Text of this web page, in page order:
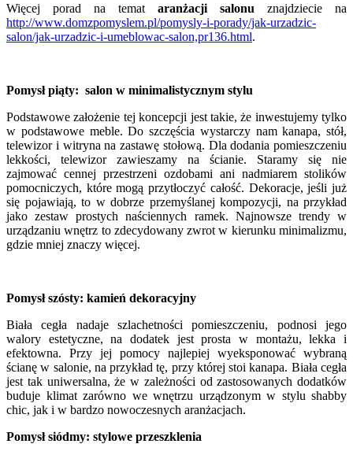
Więcej porad na temat aranżacji salonu znajdziecie na
http://www.domzpomyslem.pl/pomysly-i-porady/jak-urzadzic-
salon/jak-urzadzic-i-umeblowac-salon,pr136.html.
Pomysł piąty: salon w minimalistycznym stylu
Podstawowe założenie tej koncepcji jest takie, że inwestujemy tylko
w podstawowe meble. Do szczęścia wystarczy nam kanapa, stół,
telewizor i witryna na zastawę stołową. Dla dodania pomieszczeniu
lekkości, telewizor zawieszamy na ścianie. Staramy się nie
zajmować cennej przestrzeni ozdobami ani nadmiarem stolików
pomocniczych, które mogą przytłoczyć całość. Dekoracje, jeśli już
się pojawiają, to w dobrze przemyślanej kompozycji, na przykład
jako zestaw prostych naściennych ramek. Najnowsze trendy w
urządzaniu wnętrz to zdecydowany zwrot w kierunku minimalizmu,
gdzie mniej znaczy więcej.
Pomysł szósty: kamień dekoracyjny
Biała cegła nadaje szlachetności pomieszczeniu, podnosi jego
walory estetyczne, na dodatek jest prosta w montażu, lekka i
efektowna. Przy jej pomocy najlepiej wyeksponować wybraną
ścianę w salonie, na przykład tę, przy której stoi kanapa. Biała cegła
jest tak uniwersalna, że w zależności od zastosowanych dodatków
buduje klimat zarówno we wnętrzu urządzonym w stylu shabby
chic, jak i w bardzo nowoczesnych aranżacjach.
Pomysł siódmy: stylowe przeszklenia